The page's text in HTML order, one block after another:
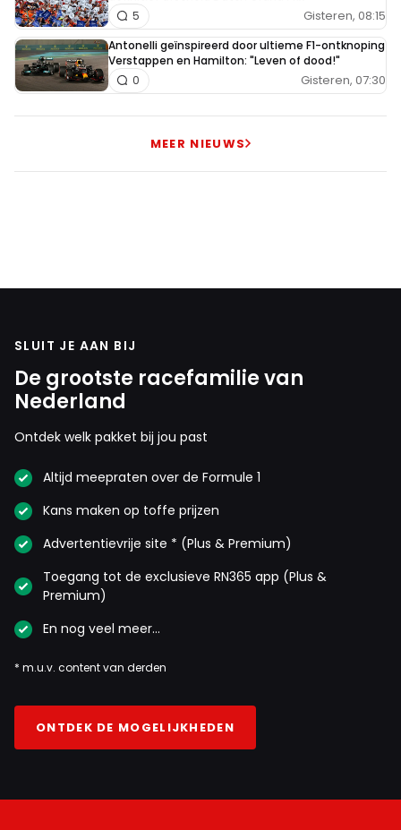
Gisteren, 08:15
5
Antonelli geïnspireerd door ultieme F1-ontknoping
Verstappen en Hamilton: "Leven of dood!"
Gisteren, 07:30
0
MEER NIEUWS
SLUIT JE AAN BIJ
De grootste racefamilie van
Nederland
Ontdek welk pakket bij jou past
Altijd meepraten over de Formule 1
Kans maken op toffe prijzen
Advertentievrije site * (Plus & Premium)
Toegang tot de exclusieve RN365 app (Plus &
Premium)
En nog veel meer…
* m.u.v. content van derden
ONTDEK DE MOGELIJKHEDEN